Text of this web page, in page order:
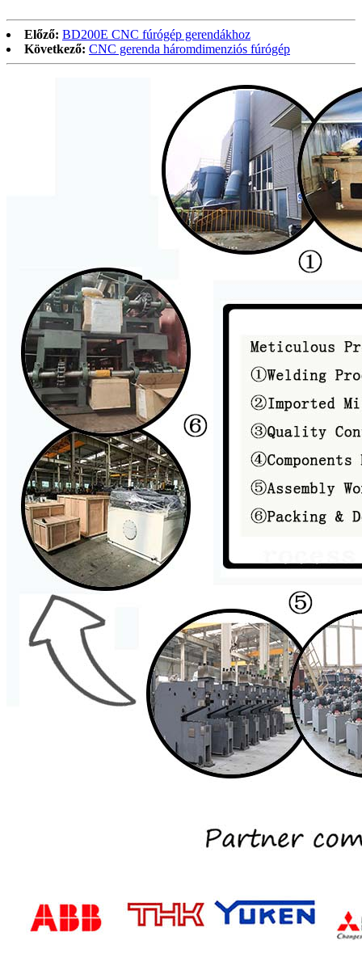
Előző: BD200E CNC fúrógép gerendákhoz
Következő: CNC gerenda háromdimenziós fúrógép